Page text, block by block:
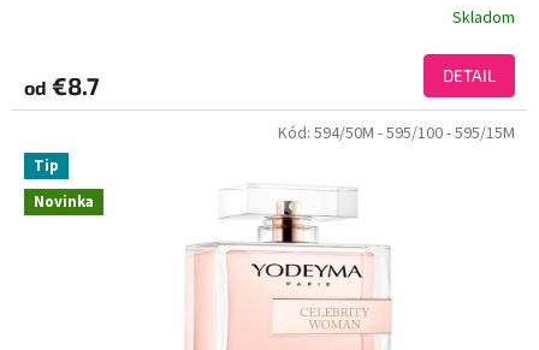
Skladom
od €8.7 DETAIL
Novinka
Tip
Kód: 594/50M - 595/100- 595/15M